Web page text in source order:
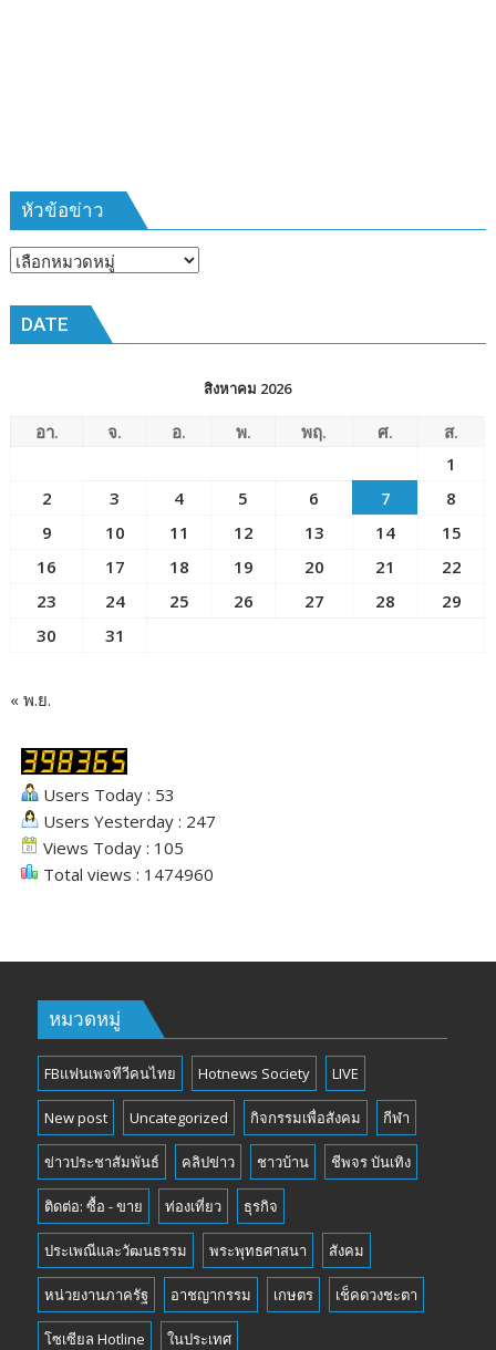
๒๕๖๙
หัวข้อข่าว
หัวข้อ
DATE
สิงหาคม 2026
อา. จ. อ. พ. พฤ. ศ.
ส.
1
2
3 4 5 6 7
8
9
10 11 12 13 14
15
16
17 18 19 20 21
22
23
24 25 26 27 28
29
30
31
« พ.ย.
Users Today : 53
Users Yesterday : 247
Views Today : 105
Total views : 1474960
หมวดหมู่
FBแฟนเพจทีวีคนไทย Hotnews Society LIVE
New post Uncategorized กิจกรรมเพื่อสังคม กีฬา
ข่าวประชาสัมพันธ์ คลิปข่าว ชาวบ้าน ชีพจร บันเทิง
ติดต่อ: ซื้อ - ขาย ท่องเที่ยว ธุรกิจ
ประเพณีและวัฒนธรรม พระพุทธศาสนา สังคม
หน่วยงานภาครัฐ อาชญากรรม เกษตร เช็คดวงชะตา
โซเซียล Hotline ในประเทศ